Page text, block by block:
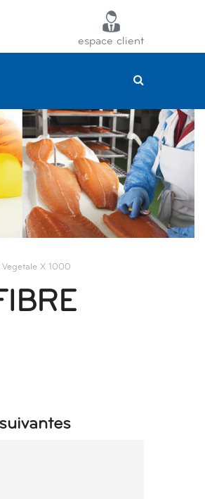
espace client
Vegetale X 1000